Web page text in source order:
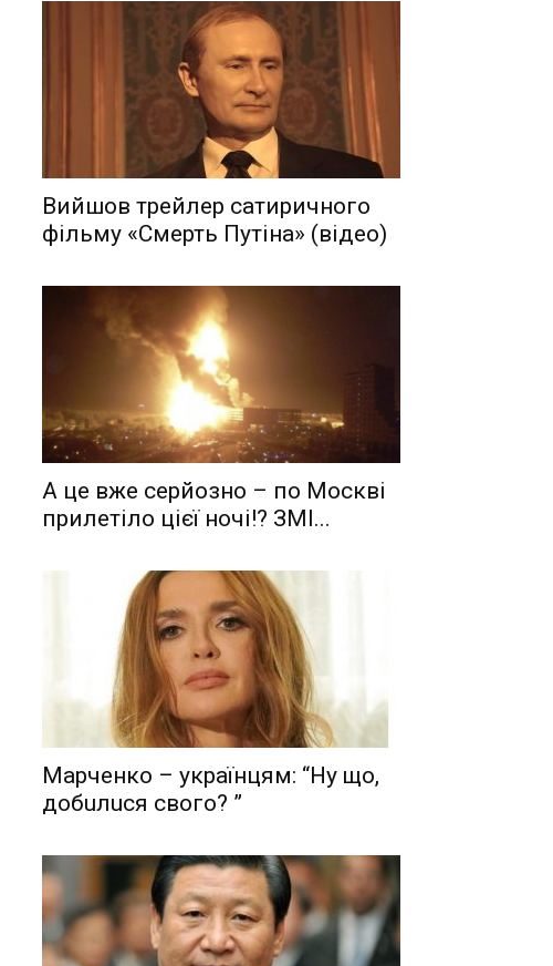
Вийшов трейлер сатиричного
фільму «Смерть Путіна» (відео)
А це вже серйозно – по Москві
прилетіло цієї ночі!? ЗМІ...
Мaрчeнкo – yкрaїнцям: “Ну що,
дoбuлuся свого? ”